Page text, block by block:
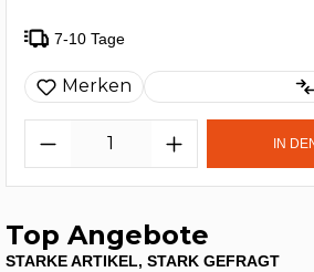
7-10 Tage
Merken
IN
Top Angebote
STARKE ARTIKEL, STARK GEFRAGT